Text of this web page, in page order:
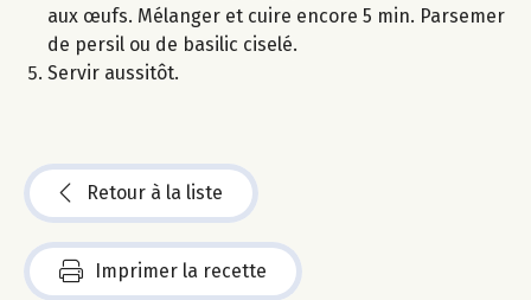
aux œufs. Mélanger et cuire encore 5 min. Parsemer
de persil ou de basilic ciselé.
Servir aussitôt.
Retour à la liste
Imprimer la recette